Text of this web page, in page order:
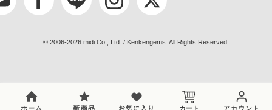
© 2006-2026 midi Co., Ltd. / Kenkengems. All Rights Reserved.
ホーム 新商品 お気に入り カート アカウント